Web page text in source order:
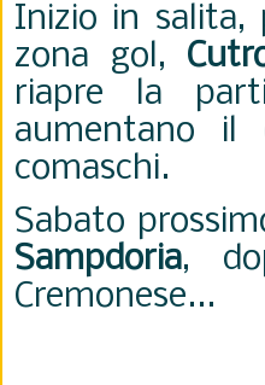
Inizio in salita,
zona gol,
riapre la
aumentano
comaschi.
Sabato
Sampdoria,
Cremonese...